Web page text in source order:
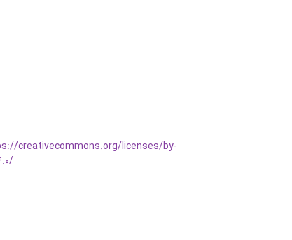
creativecommons.org/licenses/by-